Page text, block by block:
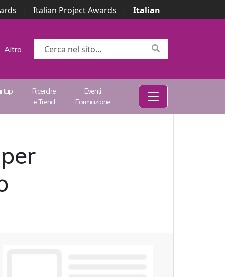
| Italian Project Awards |
Italian
Altro...
Ricerche
e Trend
Eventi
Formazione